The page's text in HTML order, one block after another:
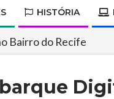
HISTÓRIA
Bairro do Recife